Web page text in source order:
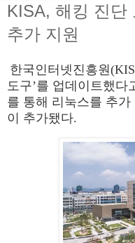
KISA, 해킹 진단
추가 지원
한국인터넷진흥원
도구’를 업데이트했다
를 통해 리눅스를 추
이 추가됐다.